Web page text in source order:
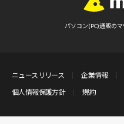
パソコン(PC)通販の
ニュースリリース 企業情報
個人情報保護方針
規約